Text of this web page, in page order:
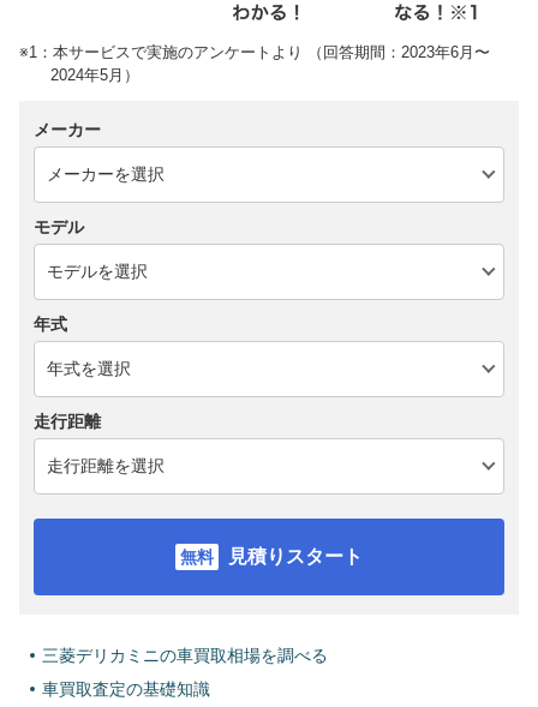
※1：本サービスで実施のアンケートより （回答期間：2023年6月〜
2024年5月）
メーカー
モデル
年式
走行距離
見積りスタート
三菱デリカミニの車買取相場を調べる
車買取査定の基礎知識